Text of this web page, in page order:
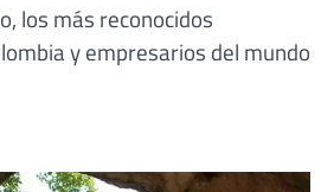
los más reconocidos
y empresarios del mundo